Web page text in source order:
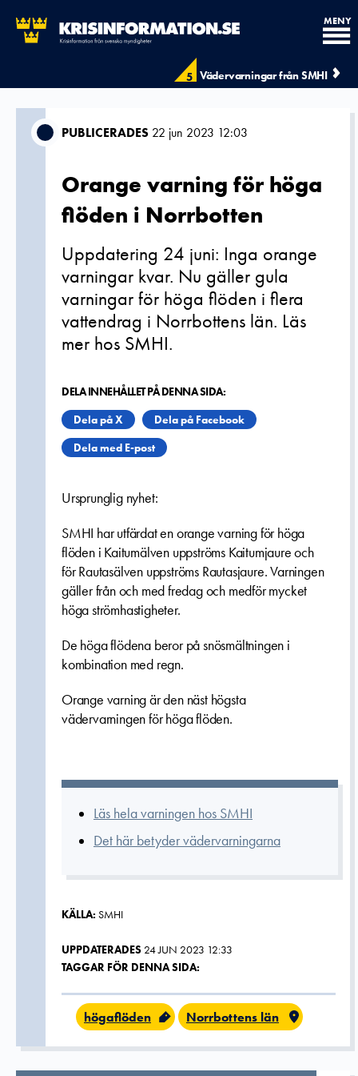
5 Vädervarningar från SMHI
MENY
PUBLICERADES 22 jun 2023 12:03
Orange varning för höga
flöden i Norrbotten
Uppdatering 24 juni: Inga orange
varningar kvar. Nu gäller gula
varningar för höga flöden i flera
vattendrag i Norrbottens län. Läs
mer hos SMHI.
DELA INNEHÅLLET PÅ DENNA SIDA:
Dela på X
Dela på Facebook
Dela med E-post
Ursprunglig nyhet:
SMHI har utfärdat en orange varning för höga
flöden i Kaitumälven uppströms Kaitumjaure och
för Rautasälven uppströms Rautasjaure. Varningen
gäller från och med fredag och medför mycket
höga strömhastigheter.
De höga flödena beror på snösmältningen i
kombination med regn.
Orange varning är den näst högsta
vädervarningen för höga flöden.
Läs hela varningen hos SMHI
Det här betyder vädervarningarna
KÄLLA: SMHI
UPPDATERADES 24 JUN 2023 12:33
TAGGAR FÖR DENNA SIDA:
högaflöden Norrbottens län